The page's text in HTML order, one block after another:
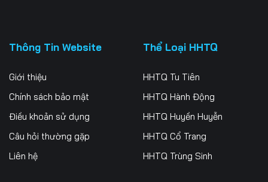
Thông Tin Website
Giới thiệu
Chính sách bảo mật
Điều khoản sử dụng
Câu hỏi thường gặp
Liên hệ
Thể Loại HHTQ
HHTQ Tu Tiên
HHTQ Hành Động
HHTQ Huyền Huyễn
HHTQ Cổ Trang
HHTQ Trùng Sinh